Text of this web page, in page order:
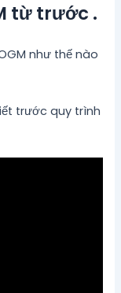
từ trước .
như thế nào
trước quy trình